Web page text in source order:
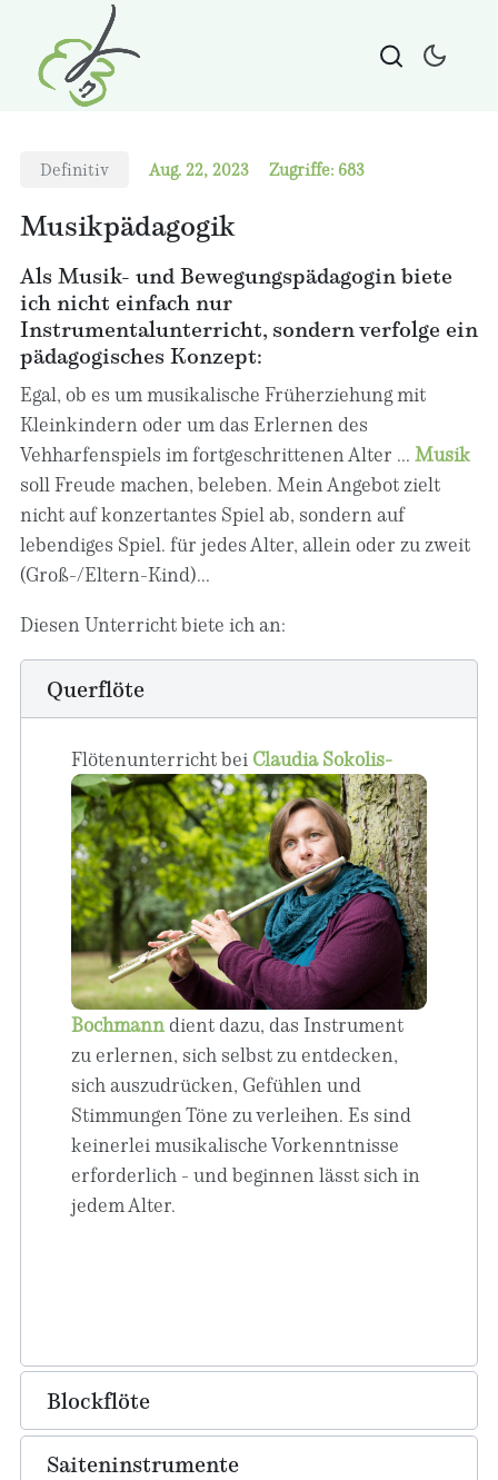
Definitiv Aug. 22, 2023 Zugriffe: 683
Musikpädagogik
Als Musik- und Bewegungspädagogin biete
ich nicht einfach nur
Instrumentalunterricht, sondern verfolge ein
pädagogisches Konzept:
Egal, ob es um musikalische Früherziehung mit
Kleinkindern oder um das Erlernen des
Vehharfenspiels im fortgeschrittenen Alter ... Musik
soll Freude machen, beleben. Mein Angebot zielt
nicht auf konzertantes Spiel ab, sondern auf
lebendiges Spiel. für jedes Alter, allein oder zu zweit
(Groß-/Eltern-Kind)...
Diesen Unterricht biete ich an:
Querflöte
Flötenunterricht bei Claudia Sokolis-
Bochmanndient dazu, das Instrument
zu erlernen, sich selbst zu entdecken,
sich auszudrücken, Gefühlen und
Stimmungen Töne zu verleihen. Es sind
keinerlei musikalische Vorkenntnisse
erforderlich - und beginnen lässt sich in
jedem Alter.
Blockflöte
Saiteninstrumente